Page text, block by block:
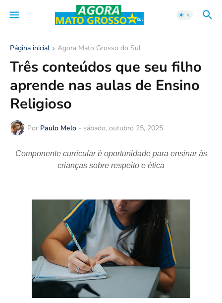
Página inicial Agora Mato Grosso do Sul
Três conteúdos que seu filho
aprende nas aulas de Ensino
Religioso
Por Paulo Melo - sábado, outubro 25, 2025
Componente curricular é oportunidade para ensinar às
crianças sobre respeito e ética